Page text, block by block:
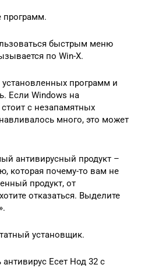
программ.
быстрым меню
по Win-X.
программ и
Если Windows на
с незапамятных
много, это может
антивирусный продукт –
которая почему-то вам не
продукт, от
отказаться. Выделите
установщик.
Есет Нод 32 с